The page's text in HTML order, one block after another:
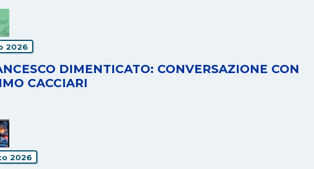
2026
DIMENTICATO: CONVERSAZIONE CON
CACCIARI
2026